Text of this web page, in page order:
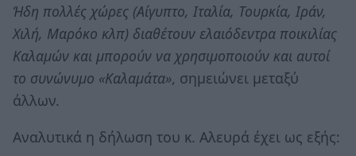
Ήδη πολλές χώρες (Αίγυπτο, Ιταλία, Τουρκία, Ιράν,
Χιλή, Μαρόκο κλπ) διαθέτουν ελαιόδεντρα ποικιλίας
Καλαμών και μπορούν να χρησιμοποιούν και αυτοί
το συνώνυμο «Καλαμάτα», σημειώνει μεταξύ
άλλων.
Αναλυτικά η δήλωση του κ. Αλευρά έχει ως εξής: